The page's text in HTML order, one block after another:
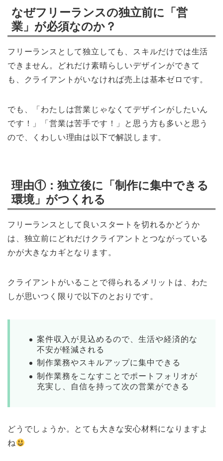
なぜフリーランスの独立前に「営
業」が必須なのか？
フリーランスとして独立しても、スキルだけでは生活
できません。どれだけ素晴らしいデザインができて
も、クライアントがいなければ売上は基本ゼロです。
でも、「わたしは営業じゃなくてデザインがしたいん
です！」「営業は苦手です！」と思う方も多いと思う
ので、くわしい理由は以下で解説します。
理由①：独立後に「制作に集中できる
環境」がつくれる
フリーランスとして良いスタートを切れるかどうか
は、独立前にどれだけクライアントとつながっている
かが大きなカギとなります。
クライアントがいることで得られるメリットは、わた
しが思いつく限りで以下のとおりです。
案件収入が見込めるので、生活や経済的な
不安が軽減される
制作業務やスキルアップに集中できる
制作業務をこなすことでポートフォリオが
充実し、自信を持って次の営業ができる
どうでしょうか。とても大きな安心材料になりますよ
ね